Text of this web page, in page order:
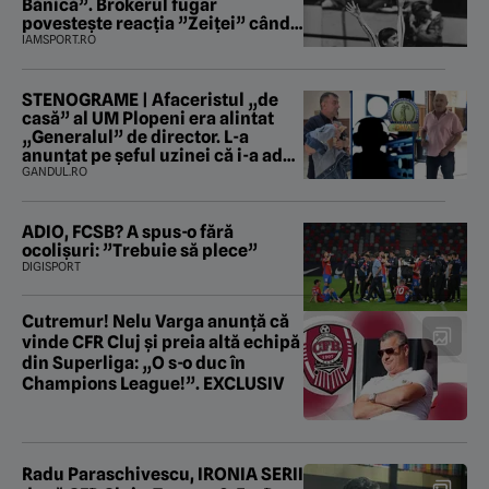
Bănică”. Brokerul fugar
povestește reacția ”Zeiței” când
i-a intrat în baie
IAMSPORT.RO
STENOGRAME | Afaceristul „de
casă” al UM Plopeni era alintat
„Generalul” de director. L-a
anunțat pe șeful uzinei că i-a adus
„subțireanu, așa”
GANDUL.RO
ADIO, FCSB? A spus-o fără
ocolișuri: ”Trebuie să plece”
DIGISPORT
Cutremur! Nelu Varga anunță că
vinde CFR Cluj și preia altă echipă
din Superliga: „O s-o duc în
Champions League!”. EXCLUSIV
Radu Paraschivescu, IRONIA SERII